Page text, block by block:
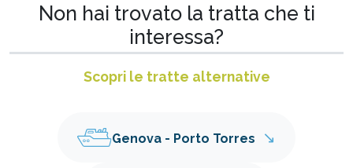
Non hai trovato la tratta che ti
interessa?
Scopri le tratte alternative
Genova - Porto Torres ↘